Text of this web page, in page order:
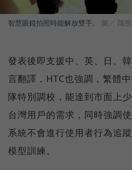
智慧眼鏡拍照時能解放雙手。 圖／ 隋
發表後即支援中、英、日、
言翻譯，HTC也強調，繁體
隊特別調校，能達到市面上
台灣用戶的需求，同時強調
系統不會進行使用者行為追
模型訓練。